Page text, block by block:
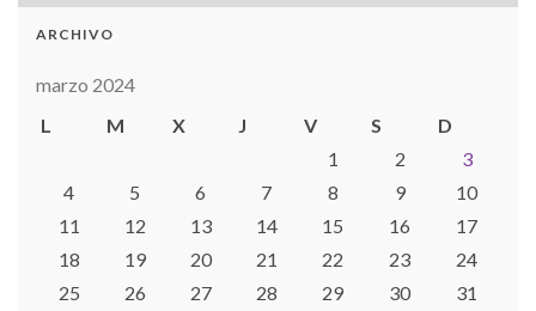
ARCHIVO
marzo 2024
L
M X J V S
D
1
2
3
4
5 6 7 8 9
10
11
12 13 14 15 16
17
18
19 20 21 22 23
24
25
26 27 28 29 30
31